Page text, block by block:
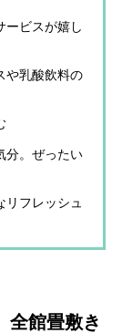
ービスが嬉し
や乳酸飲料の
分。ぜったい
フレッシュ
全館畳敷き